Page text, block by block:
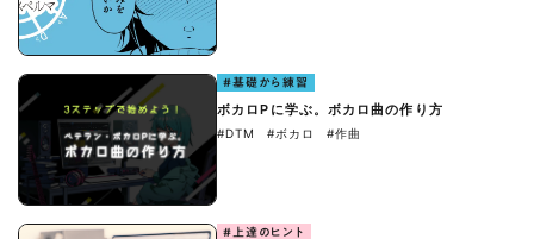
#基礎から練習
ボカロPに学ぶ。ボカロ曲の作り方
#DTM #ボカロ #作曲
#上達のヒント